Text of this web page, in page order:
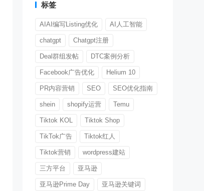
标签
AIAI编写Listing优化 AI人工智能
chatgpt Chatgpt注册
Deal群组发帖 DTC案例分析
Facebook广告优化 Helium 10
PR内容营销 SEO SEO优化指南
shein shopify运营 Temu
Tiktok KOL Tiktok Shop
TikTok广告 Tiktok红人
Tiktok营销 wordpress建站
三方平台 亚马逊
亚马逊Prime Day 亚马逊关键词